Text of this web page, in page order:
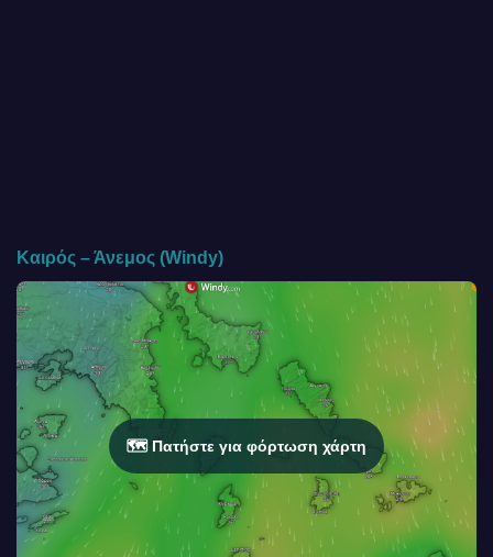
Καιρός – Άνεμος (Windy)
🗺️ Πατήστε για φόρτωση χάρτη